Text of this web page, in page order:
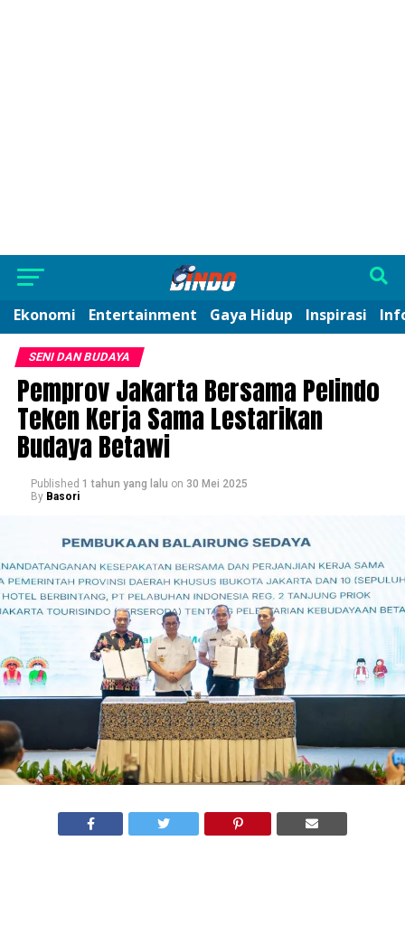
Ekonomi Entertainment Gaya Hidup Inspirasi
SENI DAN BUDAYA
Pemprov Jakarta Bersama Pelindo
Teken Kerja Sama Lestarikan
Budaya Betawi
Published 1 tahun yang lalu on 30 Mei 2025
By Basori